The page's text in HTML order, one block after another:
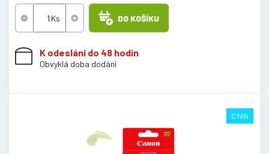
DO KOŠÍKU
K odeslání do 48 hodin
Obvyklá doba dodání
CYAN